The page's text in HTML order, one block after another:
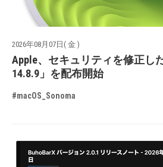
2026年08月07日( 金 )
Apple、セキュリティを修正し
14.8.9」を配布開始
#macOS_Sonoma